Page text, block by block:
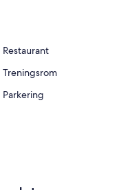
patio
Restaurant
Treningsrom
Parkering